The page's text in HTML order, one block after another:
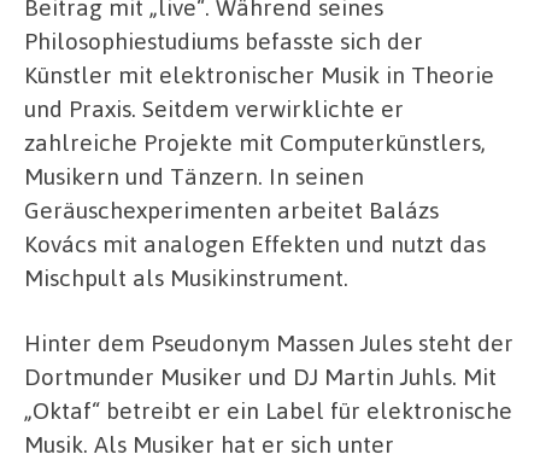
Beitrag mit „live“. Während seines
Philosophiestudiums befasste sich der
Künstler mit elektronischer Musik in Theorie
und Praxis. Seitdem verwirklichte er
zahlreiche Projekte mit Computerkünstlers,
Musikern und Tänzern. In seinen
Geräuschexperimenten arbeitet Balázs
Kovács mit analogen Effekten und nutzt das
Mischpult als Musikinstrument.
Hinter dem Pseudonym Massen Jules steht der
Dortmunder Musiker und DJ Martin Juhls. Mit
„Oktaf“ betreibt er ein Label für elektronische
Musik. Als Musiker hat er sich unter